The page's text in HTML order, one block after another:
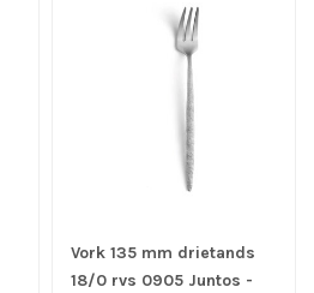
Vork 135 mm drietands
18/0 rvs 0905 Juntos -